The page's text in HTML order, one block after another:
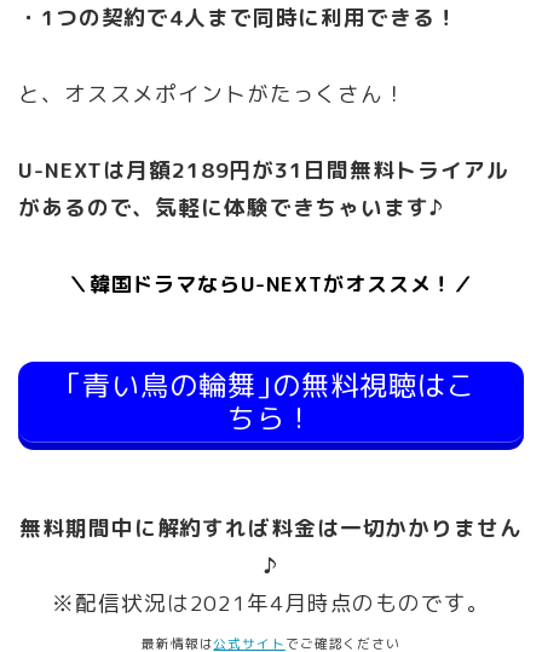
・1つの契約で4人まで同時に利用できる！
と、オススメポイントがたっくさん！
U-NEXTは月額2189円が31日間無料トライアル
があるので、気軽に体験できちゃいます♪
＼韓国ドラマならU-NEXTがオススメ！／
｢青い鳥の輪舞｣の無料視聴はこ
ちら！
無料期間中に解約すれば料金は一切かかりません
♪
※配信状況は2021年4月時点のものです。
最新情報は公式サイト でご確認ください